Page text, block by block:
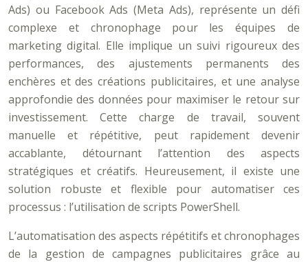
Ads) ou Facebook Ads (Meta Ads), représente un défi
complexe et chronophage pour les équipes de
marketing digital. Elle implique un suivi rigoureux des
performances, des ajustements permanents des
enchères et des créations publicitaires, et une analyse
approfondie des données pour maximiser le retour sur
investissement. Cette charge de travail, souvent
manuelle et répétitive, peut rapidement devenir
accablante, détournant l’attention des aspects
stratégiques et créatifs. Heureusement, il existe une
solution robuste et flexible pour automatiser ces
processus : l’utilisation de scripts PowerShell.
L’automatisation des aspects répétitifs et chronophages
de la gestion de campagnes publicitaires grâce au